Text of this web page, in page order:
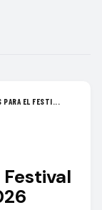
PARA EL FESTI...